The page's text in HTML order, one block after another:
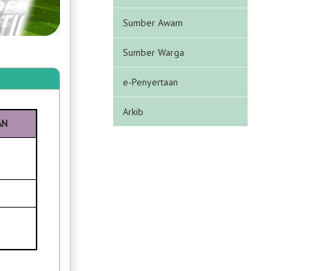
Sumber Awam
Sumber Warga
e-Penyertaan
Arkib